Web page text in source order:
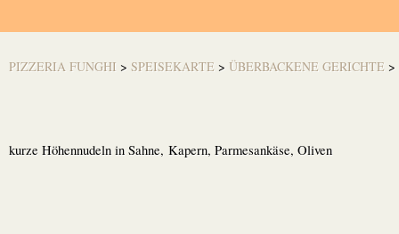
PIZZERIA FUNGHI > SPEISEKARTE > ÜBERBACKENE GERICHTE >
kurze Höhennudeln in Sahne, Kapern, Parmesankäse, Oliven